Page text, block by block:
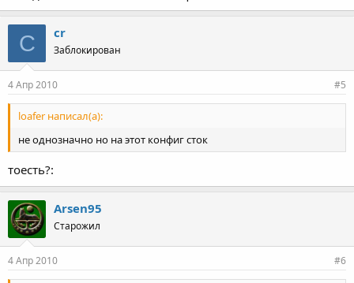
C cr
Заблокирован
4 Апр 2010 #5
loafer написал(а):
не однозначно но на этот конфиг сток
тоесть?:
Arsen95
Старожил
4 Апр 2010 #6